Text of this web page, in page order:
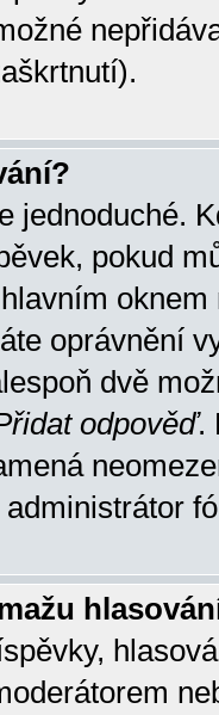
jednoduché.
pokud
oknem
oprávnění
dvě
odpověď.